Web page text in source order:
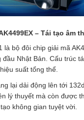
– Tái tạo âm
là bộ đôi chip giải mã
Nhật Bản. Cấu trúc
suất tổng thể.
lại dải động lên tới
lý thuyết mà còn được
không gian tuyệt vời.